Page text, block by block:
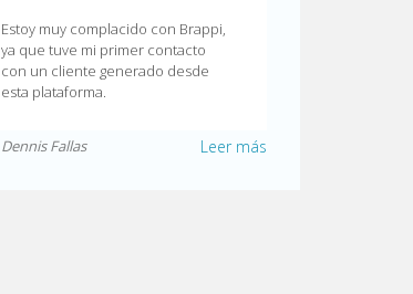
Estoy muy complacido con Brappi,
ya que tuve mi primer contacto
con un cliente generado desde
esta plataforma.
Leer más
Dennis Fallas